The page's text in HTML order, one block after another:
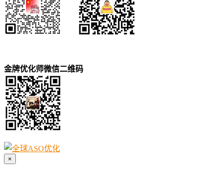
金牌优化师微信二维码
×